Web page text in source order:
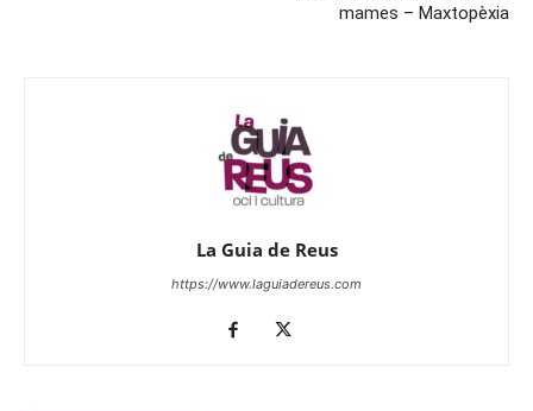
mames – Maxtopèxia
La Guia de Reus
https://www.laguiadereus.com